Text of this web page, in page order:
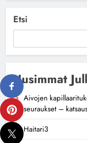
Etsi
Uusimmat
Aivojen
seuraukset –
Haitari3